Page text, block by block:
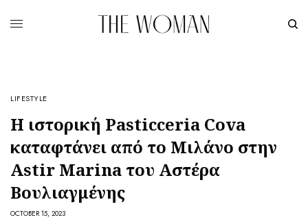
LIFESTYLE
Η ιστορική Pasticceria Cova
καταφτάνει από το Μιλάνο στην
Astir Marina του Αστέρα
Βουλιαγμένης
OCTOBER 15, 2023